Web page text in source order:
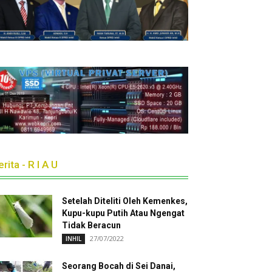
- R I A U
Setelah Diteliti Oleh Kemenkes,
Kupu-kupu Putih Atau Ngengat
Tidak Beracun
INHIL 27/07/2022
Seorang Bocah di Sei Danai,